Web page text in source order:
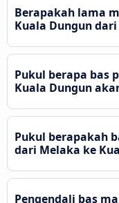
Berapakah lama
Kuala Dungun
Pukul berapa bas
Kuala Dungun
Pukul berapakah
dari Melaka ke
Pengendali bas